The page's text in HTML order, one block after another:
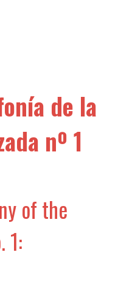
de la
nº 1
of the
1: